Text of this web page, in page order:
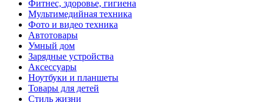
Фитнес, здоровье, гигиена
Мультимедийная техника
Фото и видео техника
Автотовары
Умный дом
Зарядные устройства
Аксессуары
Ноутбуки и планшеты
Товары для детей
Стиль жизни